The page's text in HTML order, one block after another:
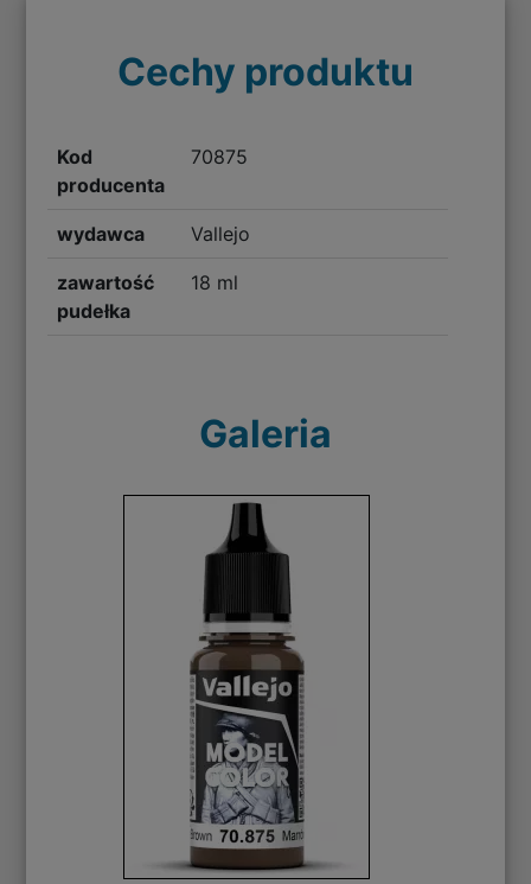
Cechy produktu
Kod
producenta
70875
wydawca Vallejo
zawartość
pudełka
18 ml
Galeria